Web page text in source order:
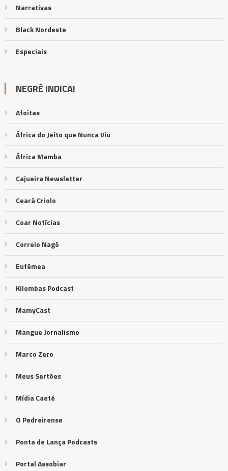
Narrativas
Black Nordeste
Especiais
NEGRÊ INDICA!
Afoitas
África do Jeito que Nunca Viu
África Mamba
Cajueira Newsletter
Ceará Criolo
Coar Notícias
Correio Nagô
Eufêmea
Kilombas Podcast
MamyCast
Mangue Jornalismo
Marco Zero
Meus Sertões
Mídia Caeté
O Pedreirense
Ponta de Lança Podcasts
Portal Assobiar